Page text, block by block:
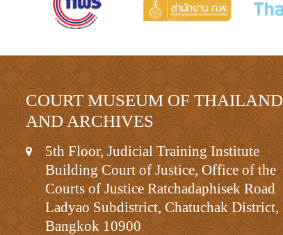
COURT MUSEUM OF THAILAND
AND ARCHIVES
5th Floor, Judicial Training Institute
Building Court of Justice, Office of the
Courts of Justice Ratchadaphisek Road
Ladyao Subdistrict, Chatuchak District,
Bangkok 10900